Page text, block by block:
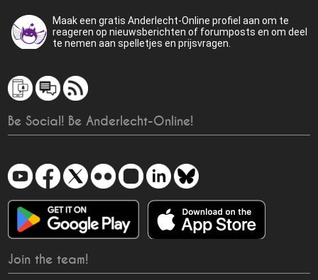
Maak een gratis Anderlecht-Online profiel aan om te
reageren op nieuwsberichten of forumposts en om deel
te nemen aan spelletjes en prijsvragen.
Be Social! Be Anderlecht-Online!
Join the team!